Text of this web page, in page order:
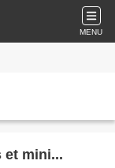
MENU
et mini...